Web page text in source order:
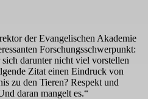
der Evangelischen Akademie
Forschungsschwerpunkt:
darunter nicht viel vorstellen
Zitat einen Eindruck von
zu den Tieren? Respekt und
daran mangelt es.“